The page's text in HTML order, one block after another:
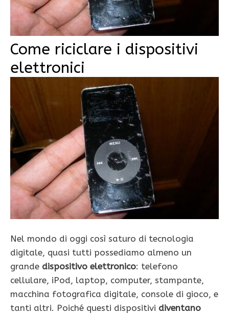
Come riciclare i dispositivi
elettronici
Nel mondo di oggi così saturo di tecnologia
digitale, quasi tutti possediamo almeno un
grande dispositivo elettronico: telefono
cellulare, iPod, laptop, computer, stampante,
macchina fotografica digitale, console di gioco, e
tanti altri. Poiché questi dispositivi diventano